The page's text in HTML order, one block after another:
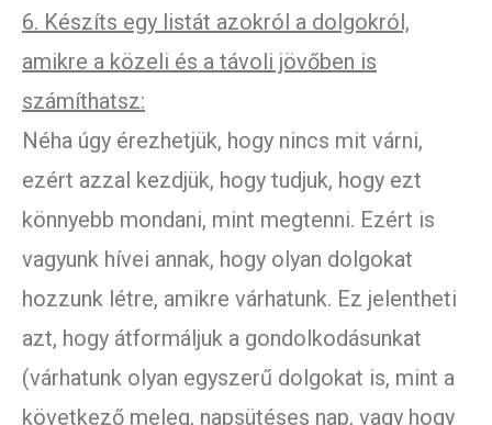
6. Készíts egy listát azokról a dolgokról,
amikre a közeli és a távoli jövőben is
számíthatsz:
Néha úgy érezhetjük, hogy nincs mit várni,
ezért azzal kezdjük, hogy tudjuk, hogy ezt
könnyebb mondani, mint megtenni. Ezért is
vagyunk hívei annak, hogy olyan dolgokat
hozzunk létre, amikre várhatunk. Ez jelentheti
azt, hogy átformáljuk a gondolkodásunkat
(várhatunk olyan egyszerű dolgokat is, mint a
következő meleg, napsütéses nap, vagy hogy